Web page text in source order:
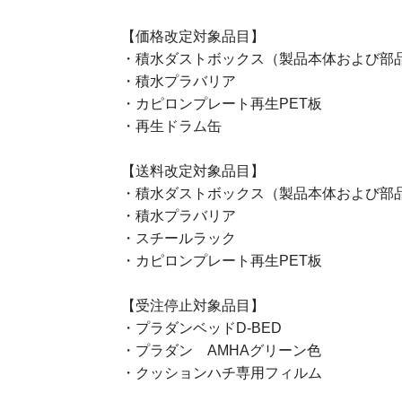
【価格改定対象品目】
・積水ダストボックス（製品本体および部
・積水プラバリア
・カピロンプレート再生PET板
・再生ドラム缶
【送料改定対象品目】
・積水ダストボックス（製品本体および部
・積水プラバリア
・スチールラック
・カピロンプレート再生PET板
【受注停止対象品目】
・プラダンベッドD-BED
・プラダン AMHAグリーン色
・クッションハチ専用フィルム